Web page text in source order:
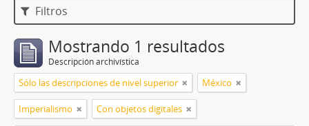
Filtros
Mostrando 1 resultados
Descripción archivística
Sólo las descripciones de nivel superior México
Imperialismo Con objetos digitales